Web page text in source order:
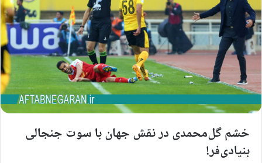
خشم گل‌محمدی در نقش جهان با سوت جنجالی
بنیادی‌فر!